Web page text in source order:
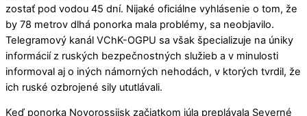
zostať pod vodou 45 dní. Nijaké oficiálne vyhlásenie o tom, že
by 78 metrov dlhá ponorka mala problémy, sa neobjavilo.
Telegramový kanál VChK-OGPU sa však špecializuje na úniky
informácií z ruských bezpečnostných služieb a v minulosti
informoval aj o iných námorných nehodách, v ktorých tvrdil, že
ich ruské ozbrojené sily ututlávali.
Keď ponorka Novorossijsk začiatkom júla preplávala Severné